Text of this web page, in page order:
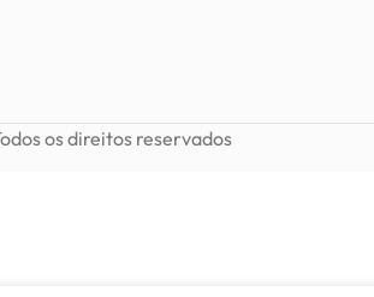
os direitos reservados